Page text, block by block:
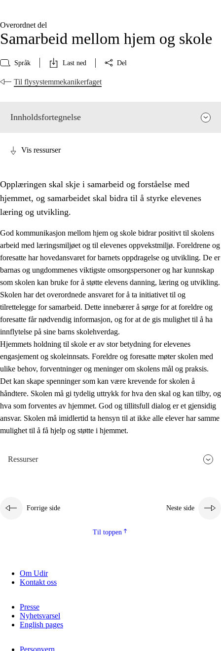
Overordnet del
Samarbeid mellom hjem og skole
Språk Last ned Del
Til flysystemmekanikerfaget
Innholdsfortegnelse
3. Prinsipper for skolens praksis
3.1 Et inkluderende læringsmiljø
3.2 Undervisning og tilpasset opplæring
3.3 Samarbeid mellom hjem og skole
3.4 Opplæring i lærebedrift og arbeidsliv
3.5 Profesjonsfellesskap og skoleutvikling
Vis ressurser
Opplæringen skal skje i samarbeid og forståelse med
hjemmet, og samarbeidet skal bidra til å styrke elevenes
læring og utvikling.
God kommunikasjon mellom hjem og skole bidrar positivt til skolens
arbeid med læringsmiljøet og til elevenes oppvekstmiljø. Foreldrene og
foresatte har hovedansvaret for barnets oppdragelse og utvikling. De er
barnas og ungdommenes viktigste omsorgspersoner og har kunnskap
som skolen kan bruke for å støtte elevens danning, læring og utvikling.
Skolen har det overordnede ansvaret for å ta initiativet til og
tilrettelegge for samarbeid. Dette innebærer å sørge for at foreldre og
foresatte får nødvendig informasjon, og for at de gis mulighet til å ha
innflytelse på sine barns skolehverdag.
Hjemmets holdning til skole er av stor betydning for elevenes
engasjement og skoleinnsats. Foreldre og foresatte møter skolen med
ulike behov, forventninger og meninger om skolens mål og praksis.
Det kan skape spenninger som kan være krevende for skolen å
håndtere. Skolen må gi tydelig uttrykk for hva den skal og kan tilby, og
hva som forventes av hjemmet. God og tillitsfull dialog er et gjensidig
ansvar. Skolen må imidlertid ta hensyn til at ikke alle elever har samme
mulighet til å få hjelp og støtte i hjemmet.
Ressurser
Forrige side Neste side
Til toppen
Om Udir
Kontakt oss
Presse
Nyhetsvarsel
English pages